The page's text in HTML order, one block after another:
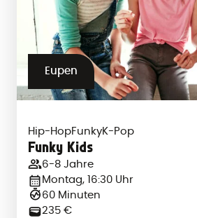
Eupen
Hip-HopFunkyK-Pop
Funky Kids
6-8 Jahre
Montag, 16:30 Uhr
60 Minuten
235 €